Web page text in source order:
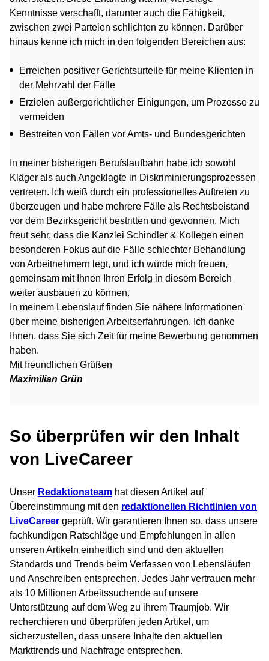
Kenntnisse verschafft, darunter auch die Fähigkeit,
zwischen zwei Parteien schlichten zu können. Darüber
hinaus kenne ich mich in den folgenden Bereichen aus:
Erreichen positiver Gerichtsurteile für meine Klienten in
der Mehrzahl der Fälle
Erzielen außergerichtlicher Einigungen, um Prozesse zu
vermeiden
Bestreiten von Fällen vor Amts- und Bundesgerichten
In meiner bisherigen Berufslaufbahn habe ich sowohl
Kläger als auch Angeklagte in Diskriminierungsprozessen
vertreten. Ich weiß durch ein professionelles Auftreten zu
überzeugen und habe mehrere Fälle als Rechtsbeistand
vor dem Bezirksgericht bestritten und gewonnen. Mich
freut sehr, dass die Kanzlei Schindler & Kollegen einen
besonderen Fokus auf die Fälle schlechter Behandlung
von Arbeitnehmern legt, und ich würde mich freuen,
gemeinsam mit Ihnen Ihren Erfolg in diesem Bereich
weiter ausbauen zu können.
In meinem Lebenslauf finden Sie nähere Informationen
über meine bisherigen Arbeitserfahrungen. Ich danke
Ihnen, dass Sie sich Zeit für meine Bewerbung genommen
haben.
Mit freundlichen Grüßen
Maximilian Grün
So überprüfen wir den Inhalt
von LiveCareer
Unser Redaktionsteam hat diesen Artikel auf
Übereinstimmung mit den redaktionellen Richtlinien von
LiveCareer geprüft. Wir garantieren Ihnen so, dass unsere
fachkundigen Ratschläge und Empfehlungen in allen
unseren Artikeln einheitlich sind und den aktuellen
Standards und Trends beim Verfassen von Lebensläufen
und Anschreiben entsprechen. Jedes Jahr vertrauen mehr
als 10 Millionen Arbeitssuchende auf unsere
Unterstützung auf dem Weg zu ihrem Traumjob. Wir
recherchieren und überprüfen jeden Artikel, um
sicherzustellen, dass unsere Inhalte den aktuellen
Markttrends und Nachfrage entsprechen.